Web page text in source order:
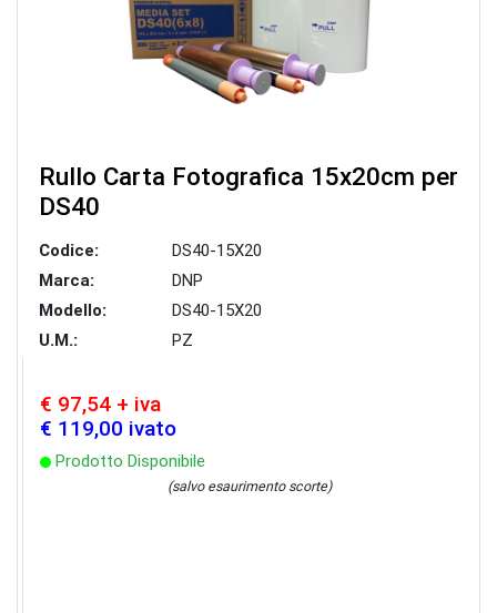
Rullo Carta Fotografica 15x20cm per
DS40
Codice:
DS40-15X20
Marca:
DNP
Modello:
DS40-15X20
U.M.:
PZ
€ 97,54 + iva
€ 119,00 ivato
Prodotto Disponibile
(salvo esaurimento scorte)